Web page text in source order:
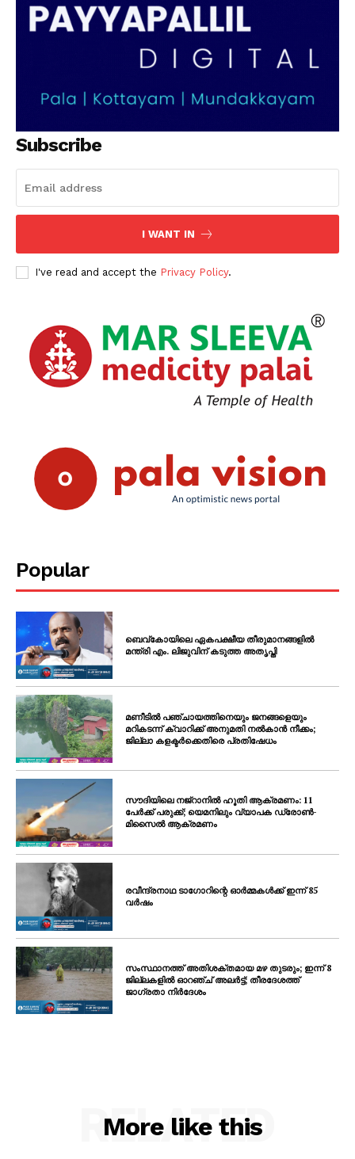
Subscribe
I WANT IN
I've read and accept the Privacy Policy.
Popular
ബെവ്കോയിലെ ഏകപക്ഷീയ തീരുമാനങ്ങളിൽ
മന്ത്രി എം. ലിജുവിന് കടുത്ത അതൃപ്തി
മണീടിൽ പഞ്ചായത്തിനെയും ജനങ്ങളെയും
മറികടന്ന് ക്വാറിക്ക് അനുമതി നൽകാൻ നീക്കം;
ജില്ലാ കളക്ടർക്കെതിരെ പ്രതിഷേധം
സൗദിയിലെ നജ്‌റാനിൽ ഹൂതി ആക്രമണം: 11
പേർക്ക് പരുക്ക്; യെമനിലും വ്യാപക ഡ്രോൺ-
മിസൈൽ ആക്രമണം
രവീന്ദ്രനാഥ ടാഗോറിന്റെ ഓർമ്മകൾക്ക് ഇന്ന് 85
വർഷം
സംസ്ഥാനത്ത് അതിശക്തമായ മഴ തുടരും; ഇന്ന് 8
ജില്ലകളിൽ ഓറഞ്ച് അലർട്ട്; തീരദേശത്ത്
ജാഗ്രതാ നിർദേശം
More like this
RELATED